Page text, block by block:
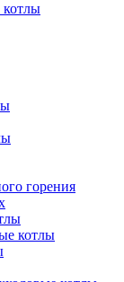
котлы
горения
котлы